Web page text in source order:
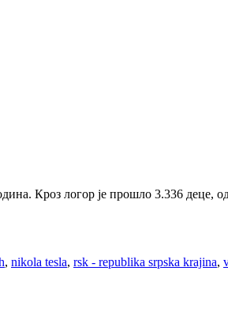
Кроз логор је прошло 3.336 деце,
, nikola tesla, rsk - republika srpska krajina,